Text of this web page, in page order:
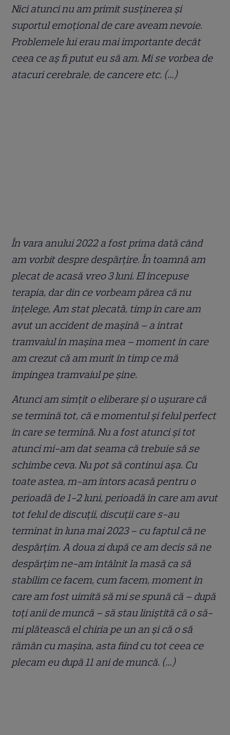
Nici atunci nu am primit susținerea și
suportul emoțional de care aveam nevoie.
Problemele lui erau mai importante decât
ceea ce aș fi putut eu să am. Mi se vorbea de
atacuri cerebrale, de cancere etc. (…)
În vara anului 2022 a fost prima dată când
am vorbit despre despărțire. În toamnă am
plecat de acasă vreo 3 luni. El începuse
terapia, dar din ce vorbeam părea că nu
înțelege, Am stat plecată, timp în care am
avut un accident de mașină – a intrat
tramvaiul în mașina mea – moment în care
am crezut că am murit în timp ce mă
împingea tramvaiul pe șine.
Atunci am simțit o eliberare și o ușurare că
se termină tot, că e momentul și felul perfect
în care se termină. Nu a fost atunci și tot
atunci mi-am dat seama că trebuie să se
schimbe ceva. Nu pot să continui așa. Cu
toate astea, m-am întors acasă pentru o
perioadă de 1-2 luni, perioadă în care am avut
tot felul de discuții, discuții care s-au
terminat în luna mai 2023 – cu faptul că ne
despărțim. A doua zi după ce am decis să ne
despărțim ne-am întâlnit la masă ca să
stabilim ce facem, cum facem, moment în
care am fost uimită să mi se spună că – după
toți anii de muncă – să stau liniștită că o să-
mi plătească el chiria pe un an și că o să
rămân cu mașina, asta fiind cu tot ceea ce
plecam eu după 11 ani de muncă. (…)